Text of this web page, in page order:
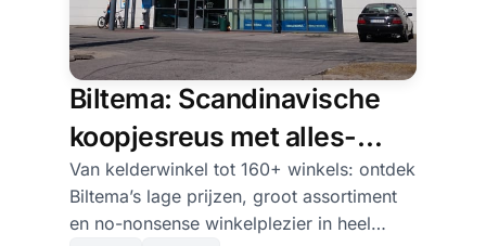
Biltema: Scandinavische
koopjesreus met alles-
onder-één-dak
Van kelderwinkel tot 160+ winkels: ontdek
Biltema’s lage prijzen, groot assortiment
en no-nonsense winkelplezier in heel